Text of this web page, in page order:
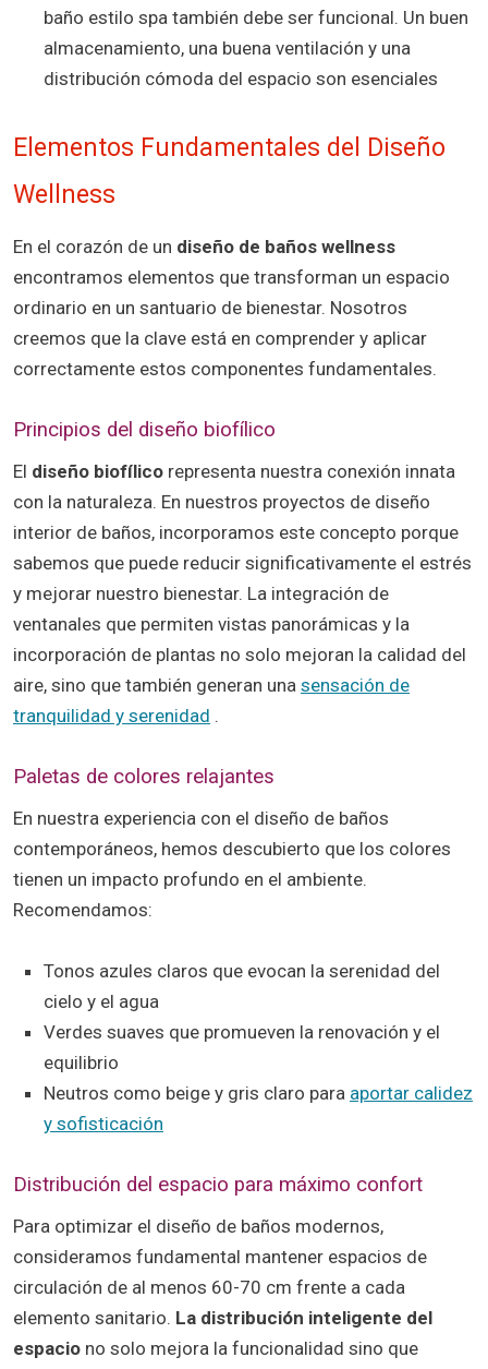
baño estilo spa también debe ser funcional. Un buen
almacenamiento, una buena ventilación y una
distribución cómoda del espacio son esenciales
Elementos Fundamentales del Diseño
Wellness
En el corazón de un diseño de baños wellness
encontramos elementos que transforman un espacio
ordinario en un santuario de bienestar. Nosotros
creemos que la clave está en comprender y aplicar
correctamente estos componentes fundamentales.
Principios del diseño biofílico
El diseño biofílico representa nuestra conexión innata
con la naturaleza. En nuestros proyectos de diseño
interior de baños, incorporamos este concepto porque
sabemos que puede reducir significativamente el estrés
y mejorar nuestro bienestar. La integración de
ventanales que permiten vistas panorámicas y la
incorporación de plantas no solo mejoran la calidad del
aire, sino que también generan una sensación de
tranquilidad y serenidad .
Paletas de colores relajantes
En nuestra experiencia con el diseño de baños
contemporáneos, hemos descubierto que los colores
tienen un impacto profundo en el ambiente.
Recomendamos:
Tonos azules claros que evocan la serenidad del
cielo y el agua
Verdes suaves que promueven la renovación y el
equilibrio
Neutros como beige y gris claro para aportar calidez
y sofisticación
Distribución del espacio para máximo confort
Para optimizar el diseño de baños modernos,
consideramos fundamental mantener espacios de
circulación de al menos 60-70 cm frente a cada
elemento sanitario. La distribución inteligente del
espacio no solo mejora la funcionalidad sino que